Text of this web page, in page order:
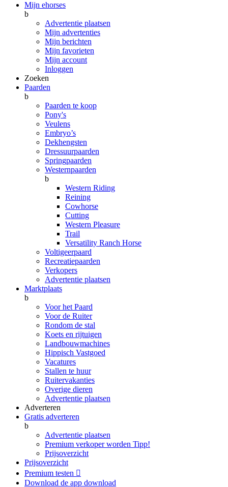
Mijn ehorses
b
Advertentie plaatsen
Mijn advertenties
Mijn berichten
Mijn favorieten
Mijn account
Inloggen
Zoeken
Paarden
b
Paarden te koop
Pony's
Veulens
Embryo’s
Dekhengsten
Dressuurpaarden
Springpaarden
Westernpaarden
b
Western Riding
Reining
Cowhorse
Cutting
Western Pleasure
Trail
Versatility Ranch Horse
Voltigeerpaard
Recreatiepaarden
Verkopers
Advertentie plaatsen
Marktplaats
b
Voor het Paard
Voor de Ruiter
Rondom de stal
Koets en rijtuigen
Landbouwmachines
Hippisch Vastgoed
Vacatures
Stallen te huur
Ruitervakanties
Overige dieren
Advertentie plaatsen
Adverteren
Gratis adverteren
b
Advertentie plaatsen
Premium verkoper worden Tipp!
Prijsoverzicht
Prijsoverzicht
Premium testen 
Download de app download